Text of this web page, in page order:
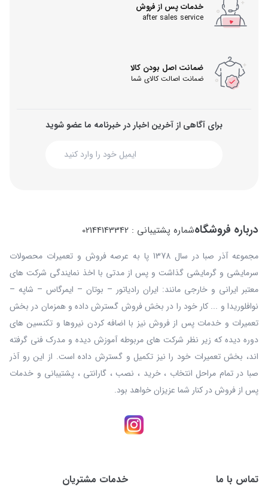
خدمات پس از فروش
after sales service
ضمانت اصل بودن کالا
ضمانت اصالت کالای شما
برای آگاهی از آخرین اخبار در خبرنامه ما عضو شوید
درباره فروشگاهشماره پشتیبانی : 02144143342
مجموعه آذر صبا در سال 1378 پا به عرصه فروش و تعمیرات محصولات
سرمایشی و گرمایشی گذاشت و پس از مدتی با اخذ نمایندگی شرکت های
معتبر ایرانی و خارجی مانند: ایران رادیاتور – بوتان – ایمرگاس – شاپه –
نوافلوریدا و ... کار خود را در بخش فروش گسترش داده و همزمان در بخش
تعمیرات و خدمات پس از فروش نیز با اضافه کردن نیروها و تکنسین های
دوره دیده که زیر نظر شرکت های مربوطه آموزش دیده و مدرک فنی گرفته
اند، بخش تعمیرات خود را نیز تکمیل و گسترش داده است. از این رو آذر
صبا در تمام مراحل انتخاب ، خرید ، نصب ، گارانتی ، پشتیبانی و خدمات
پس از فروش در کنار شما عزیزان خواهد بود.
تماس با ما خدمات مشتریان